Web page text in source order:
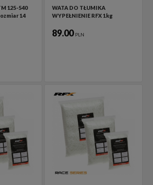
125-540
14
WATA DO TŁUMIKA
WYPEŁNIENIE RFX 1kg
89.00 PLN